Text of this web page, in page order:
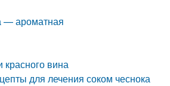
— ароматная
красного вина
для лечения соком чеснока